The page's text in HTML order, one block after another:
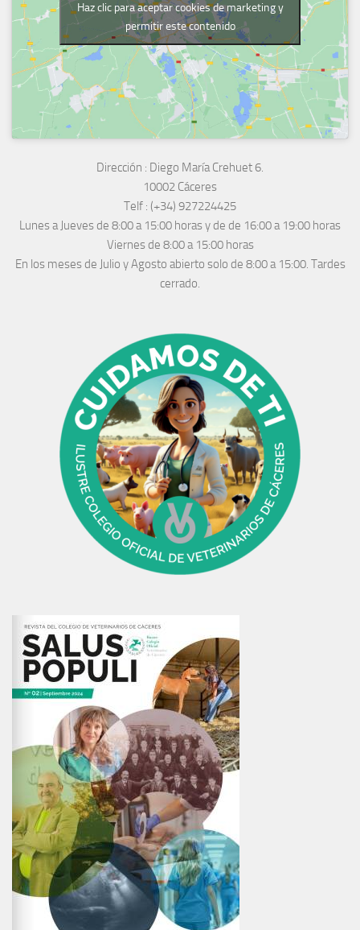
Haz clic para aceptar cookies de marketing y
permitir este contenido
Dirección : Diego María Crehuet 6.
10002 Cáceres
Telf : (+34) 927224425
Lunes a Jueves de 8:00 a 15:00 horas y de de 16:00 a 19:00 horas
Viernes de 8:00 a 15:00 horas
En los meses de Julio y Agosto abierto solo de 8:00 a 15:00. Tardes
cerrado.